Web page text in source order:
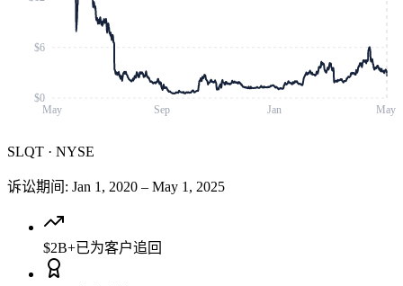
May Sep Jan May
$0
$6
SLQT · NYSE
诉讼期间 : Jan 1, 2020 – May 1, 2025
$2B+已为客户追回